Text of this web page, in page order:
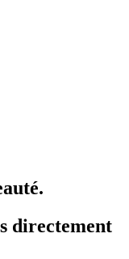
directement